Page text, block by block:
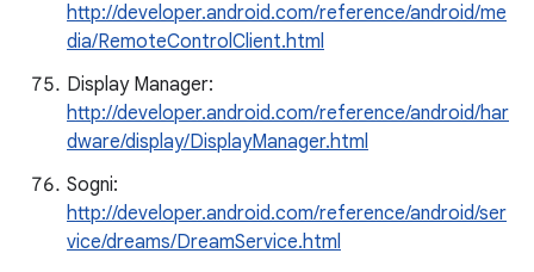
http://developer.android.com/reference/android/me
dia/RemoteControlClient.html
Display Manager:
http://developer.android.com/reference/android/har
dware/display/DisplayManager.html
Sogni:
http://developer.android.com/reference/android/ser
vice/dreams/DreamService.html